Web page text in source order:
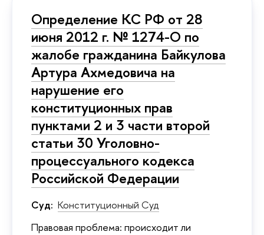
Определение КС РФ от 28
июня 2012 г. № 1274-О по
жалобе гражданина Байкулова
Артура Ахмедовича на
нарушение его
конституционных прав
пунктами 2 и 3 части второй
статьи 30 Уголовно-
процессуального кодекса
Российской Федерации
Суд: Конституционный Суд
Правовая проблема: происходит ли